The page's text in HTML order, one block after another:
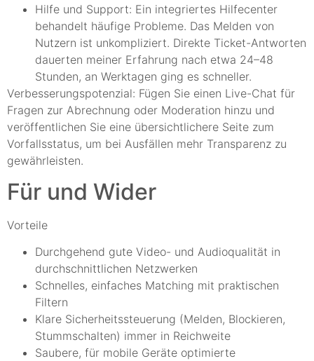
Hilfe und Support: Ein integriertes Hilfecenter
behandelt häufige Probleme. Das Melden von
Nutzern ist unkompliziert. Direkte Ticket-Antworten
dauerten meiner Erfahrung nach etwa 24–48
Stunden, an Werktagen ging es schneller.
Verbesserungspotenzial: Fügen Sie einen Live-Chat für
Fragen zur Abrechnung oder Moderation hinzu und
veröffentlichen Sie eine übersichtlichere Seite zum
Vorfallsstatus, um bei Ausfällen mehr Transparenz zu
gewährleisten.
Für und Wider
Vorteile
Durchgehend gute Video- und Audioqualität in
durchschnittlichen Netzwerken
Schnelles, einfaches Matching mit praktischen
Filtern
Klare Sicherheitssteuerung (Melden, Blockieren,
Stummschalten) immer in Reichweite
Saubere, für mobile Geräte optimierte